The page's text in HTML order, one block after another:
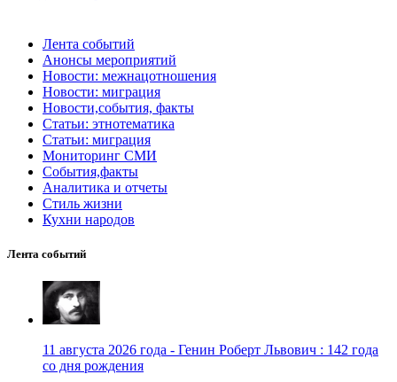
Лента событий
Анонсы мероприятий
Новости: межнацотношения
Новости: миграция
Новости,события, факты
Статьи: этнотематика
Статьи: миграция
Мониторинг СМИ
События,факты
Аналитика и отчеты
Стиль жизни
Кухни народов
Лента событий
11 августа 2026 года - Генин Роберт Львович : 142 года
со дня рождения